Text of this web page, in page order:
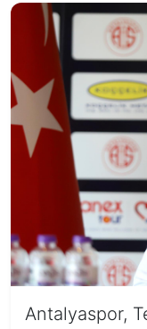
Antalyaspor,